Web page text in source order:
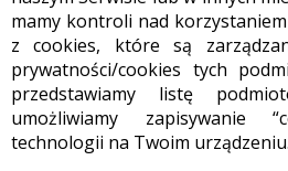
mamy kontroli nad
z cookies, które są
prywatności/cookies tych
przedstawiamy listę
umożliwiamy zapisywanie
technologii na Twoim urządzeniu.